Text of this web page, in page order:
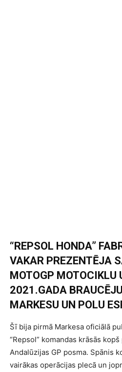
“REPSOL HONDA”
VAKAR PREZENTĒJA
MOTOGP MOTOCIKLU
2021.GADA
MARKESU UN POLU
Šī bija pirmā Markesa oficiālā
“Repsol” komandas krāsās
Andalūzijas GP posma. Spānis
vairākas operācijas plecā un